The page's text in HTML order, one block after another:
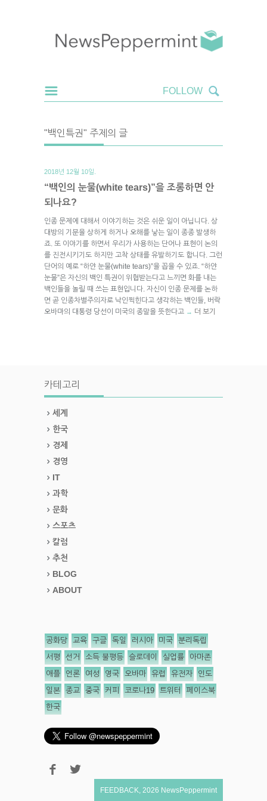
"백인특권" 주제의 글
2018년 12월 10일.
“백인의 눈물(white tears)”을 조롱하면 안
되나요?
인종 문제에 대해서 이야기하는 것은 쉬운 일이 아닙니다. 상
대방의 기분을 상하게 하거나 오해를 낳는 일이 종종 발생하
죠. 또 이야기를 하면서 우리가 사용하는 단어나 표현이 논의
를 진전시키기도 하지만 고착 상태를 유발하기도 합니다. 그런
단어의 예로 “하얀 눈물(white tears)”을 꼽을 수 있죠. “하얀
눈물”은 자신의 백인 특권이 위협받는다고 느끼면 화를 내는
백인들을 놀릴 때 쓰는 표현입니다. 자신이 인종 문제를 논하
면 곧 인종차별주의자로 낙인찍힌다고 생각하는 백인들, 버락
오바마의 대통령 당선이 미국의 종말을 뜻한다고 → 더 보기
카테고리
세계
한국
경제
경영
IT
과학
문화
스포츠
칼럼
추천
BLOG
ABOUT
공화당 교육 구글 독일 러시아 미국 분리독립
서평 선거 소득 불평등 슬로데이 실업률 아마존
애플 언론 여성 영국 오바마 유럽 유전자 인도
일본 종교 중국 커피 코로나19 트위터 페이스북
한국
FEEDBACK 2026 NewsPeppermint